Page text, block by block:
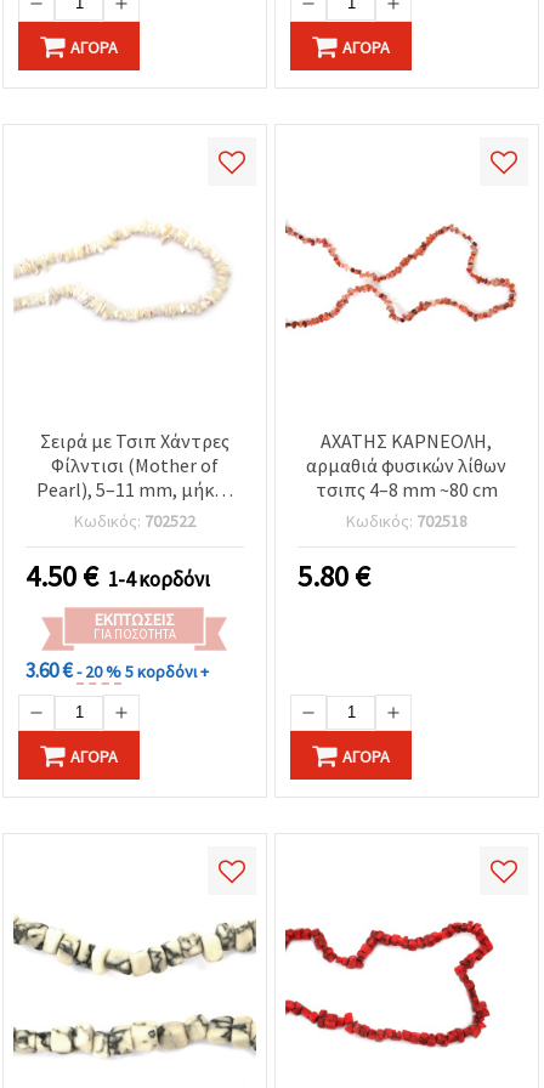
ΑΓΟΡΆ ΑΓΟΡΆ
Σειρά με Τσιπ Χάντρες
Φίλντισι (Mother of
Pearl), 5–11 mm, μήκος
±82 cm – Ιδανική για
Κατασκευή Κοσμημάτων,
Χειροποίητες
Δημιουργίες &
Διακοσμητικές
Κατασκευές
Κωδικός: 702522
4.50€ 1-4 κορδόνι
ΕΚΠΤΏΣΕΙΣ
ΓΙΑ ΠΟΣΌΤΗΤΑ
3.60 €- 20 %5 κορδόνι +
ΑΓΟΡΆ
ΑΧΑΤΗΣ ΚΑΡΝΕΟΛΗ,
αρμαθιά φυσικών λίθων
τσιπς 4–8 mm ~80 cm
Κωδικός: 702518
5.80€
ΑΓΟΡΆ